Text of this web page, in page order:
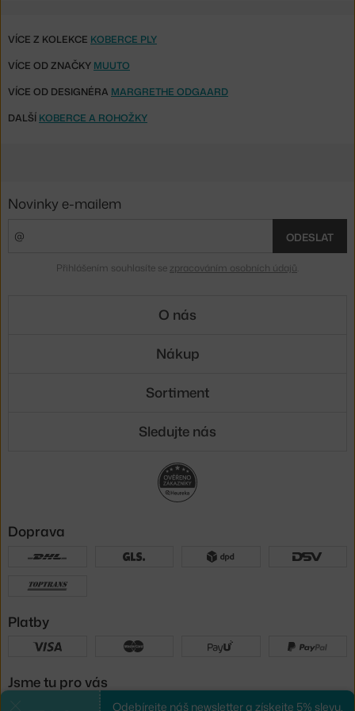
VÍCE Z KOLEKCE KOBERCE PLY
VÍCE OD ZNAČKY MUUTO
VÍCE OD DESIGNÉRA MARGRETHE ODGAARD
DALŠÍ KOBERCE A ROHOŽKY
Odebírejte náš newsletter a získejte 5% slevu.
Novinky e-mailem
ODESLAT
Přihlášením souhlasíte se zpracováním osobních údajů
O nás
Nákup
Sortiment
Sledujte nás
Doprava
Platby
Jsme tu pro vás